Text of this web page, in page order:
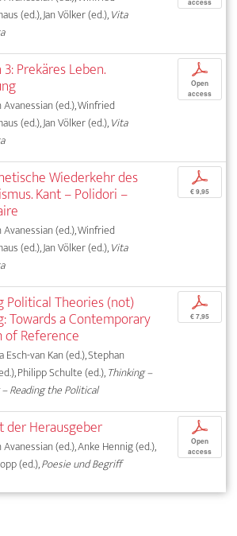
(ed.), Jan Völker (ed.),Vita
access
Prekäres Leben.
(ed.), Winfried
(ed.), Jan Völker (ed.),Vita
p
Open
access
Wiederkehr des
Kant – Polidori –
(ed.), Winfried
(ed.), Jan Völker (ed.),Vita
p
€ 9,95
Political Theories (not)
Towards a Contemporary
of Reference
Esch-van Kan (ed.), Stephan
Philipp Schulte (ed.),Thinking –
Reading the Political
p
€ 7,95
der Herausgeber
(ed.), Anke Hennig (ed.),
(ed.),Poesie und Begriff
p
Open
access